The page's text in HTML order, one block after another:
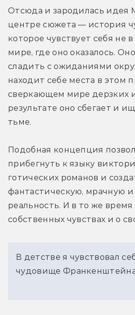
Отсюда и зародилась идея
центре сюжета — история
которое чувствует себя не
мире, где оно оказалось.
сладить с ожиданиями
находит себе места в этом
сверкающем мире дерзких
результате оно сбегает и
тьме.
Подобная концепция
прибегнуть к языку
готических романов и
фантастическую, мрачную и
реальность. И в то же время
собственных чувствах и о
В детстве я чувствовал
чудовище